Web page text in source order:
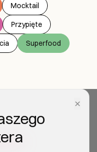
Mocktail
Przypięte
Superfood
✕